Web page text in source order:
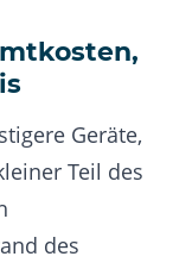
Geräte,
Teil des
des